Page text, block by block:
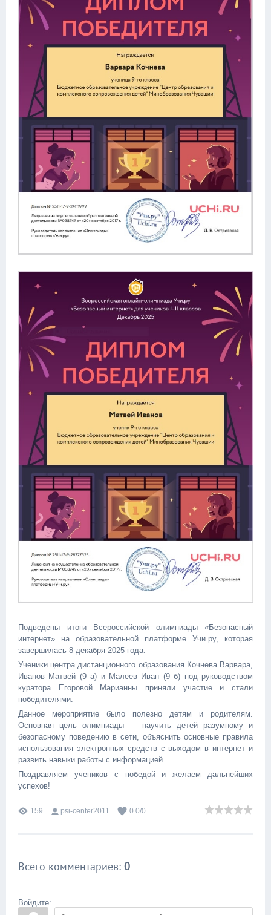
Подведены итоги Всероссийской олимпиады «Безопасный
интернет» на образовательной платформе Учи.ру, которая
завершилась 8 декабря 2025 года.
Ученики центра дистанционного образования Кочнева Варвара,
Иванов Матвей (9 а) и Малеев Иван (9 б) под руководством
куратора Егоровой Марианны приняли участие и стали
победителями.
Данное мероприятие было полезно детям и родителям.
Основная цель олимпиады — научить детей разумному и
безопасному поведению в сети, объяснить основные правила
использования электронных средств с выходом в интернет и
развить навыки работы с информацией.
Поздравляем учеников с победой и желаем дальнейших
успехов!
159 psi-center2011 0.0/0
Всего комментариев: 0
Войдите: